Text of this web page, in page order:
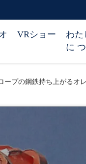
VRショー
わた
に
ープの鋼鉄持ち上がるオ